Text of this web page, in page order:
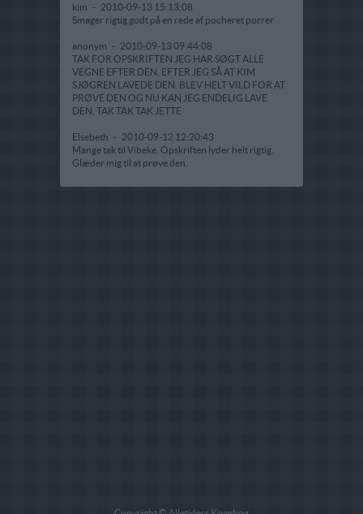
kim - 2010-09-13 15:13:08
Smager rigtig godt på en rede af pocheret porrer
anonym - 2010-09-13 09:44:08
TAK FOR OPSKRIFTEN JEG HAR SØGT ALLE
VEGNE EFTER DEN, EFTER JEG SÅ AT KIM
SJØGREN LAVEDE DEN. BLEV HELT VILD FOR AT
PRØVE DEN OG NU KAN JEG ENDELIG LAVE
DEN. TAK TAK TAK JETTE
Elsebeth - 2010-09-12 12:20:43
Mange tak til Vibeke. Opskriften lyder helt rigtig.
Glæder mig til at prøve den.